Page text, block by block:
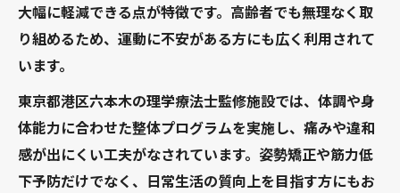
大幅に軽減できる点が特徴です。高齢者でも無理なく取
り組めるため、運動に不安がある方にも広く利用されて
います。
東京都港区六本木の理学療法士監修施設では、体調や身
体能力に合わせた整体プログラムを実施し、痛みや違和
感が出にくい工夫がなされています。姿勢矯正や筋力低
下予防だけでなく、日常生活の質向上を目指す方にもお